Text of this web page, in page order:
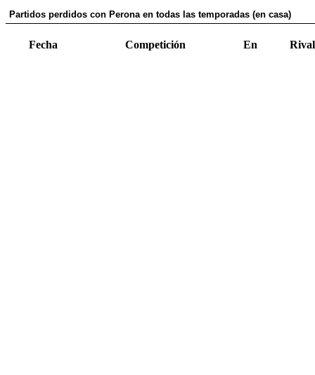
Partidos perdidos con Perona en todas las temporadas (en casa)
Fecha Competición En Rival